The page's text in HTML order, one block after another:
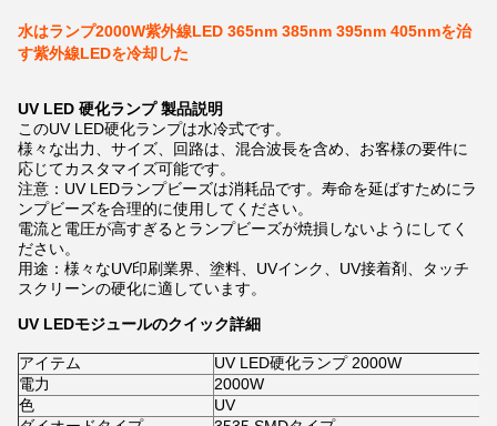
水はランプ2000W紫外線LED 365nm 385nm 395nm 405nmを治
す紫外線LEDを冷却した
UV LED 硬化ランプ 製品説明
このUV LED硬化ランプは水冷式です。
様々な出力、サイズ、回路は、混合波長を含め、お客様の要件に
応じてカスタマイズ可能です。
注意：UV LEDランプビーズは消耗品です。寿命を延ばすためにラ
ンプビーズを合理的に使用してください。
電流と電圧が高すぎるとランプビーズが焼損しないようにしてく
ださい。
用途：様々なUV印刷業界、塗料、UVインク、UV接着剤、タッチ
スクリーンの硬化に適しています。
UV LEDモジュールのクイック詳細
アイテム
UV LED硬化ランプ 2000W
電力
2000W
色
UV